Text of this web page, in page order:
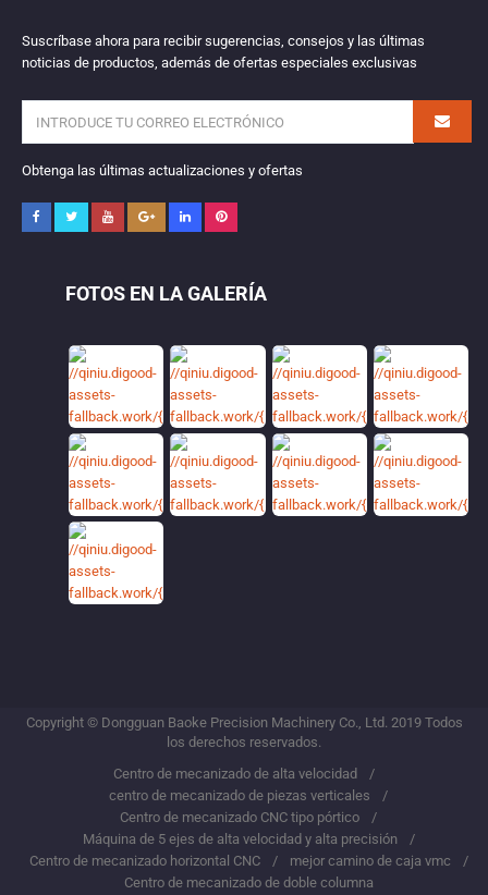
Suscríbase ahora para recibir sugerencias, consejos y las últimas
noticias de productos, además de ofertas especiales exclusivas
Obtenga las últimas actualizaciones y ofertas
FOTOS EN LA GALERÍA
Copyright © Dongguan Baoke Precision Machinery Co., Ltd. 2019 Todos
los derechos reservados.
Centro de mecanizado de alta velocidad
centro de mecanizado de piezas verticales
Centro de mecanizado CNC tipo pórtico
Máquina de 5 ejes de alta velocidad y alta precisión
Centro de mecanizado horizontal CNC
mejor camino de caja vmc
Centro de mecanizado de doble columna